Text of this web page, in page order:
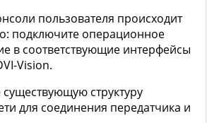
пользователя происходит
подключите операционное
в соответствующие интерфейсы
Vision.
существующую структуру
для соединения передатчика и